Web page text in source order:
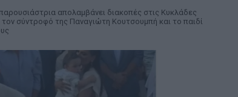
απολαμβάνει διακοπές στις Κυκλάδες
τον σύντροφό της Παναγιώτη Κουτσουμπή και το παιδί